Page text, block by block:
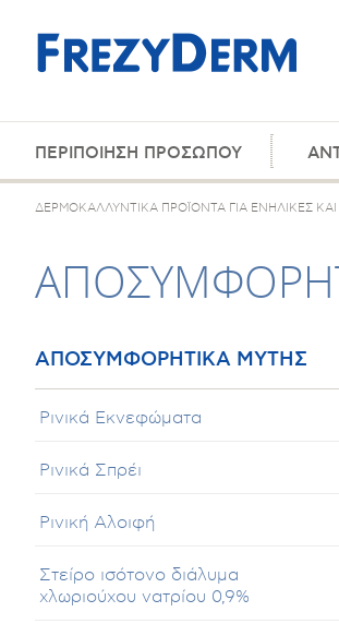
ΠΕΡΙΠΟΙΗΣΗ ΠΡΟΣΩΠΟΥ
ΔΕΡΜΟΚΑΛΛΥΝΤΙΚΑ ΠΡΟΪΟΝΤΑ ΓΙΑ ΕΝΗΛΙΚΕΣ
ΑΠΟΣΥΜΦΟΡΗΤΙΚΑ ΜΥΤΗΣ
Ρινικά Εκνεφώματα
Ρινικά Σπρέι
Ρινική Αλοιφή
Στείρο ισότονο διάλυμα
χλωριούχου νατρίου 0,9%